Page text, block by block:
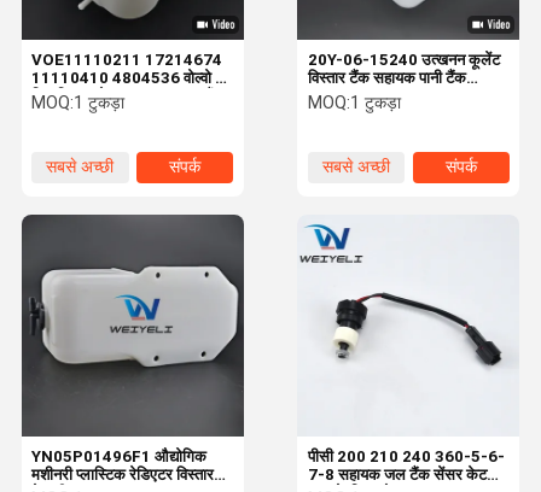
20Y-06-15240 उत्खनन कूलेंट
विस्तार टैंक सहायक पानी टैंक
PC120-6 200-6 200-7
200-8 सहायक पानी के डिब्बे
MOQ:1 टुकड़ा
सबसे अच्छी
संपर्क
VOE11110211 17214674
11110410 4804536 वोल्वो के
लिए विस्तार केटल सहायक जल टैंक
EC210B/240B/290B
MOQ:1 टुकड़ा
सबसे अच्छी
संपर्क
पीसी 200 210 240 360-5-6-
7-8 सहायक जल टैंक सेंसर केटल
YN05P01496F1 औद्योगिक
मशीनरी प्लास्टिक रेडिएटर विस्तार